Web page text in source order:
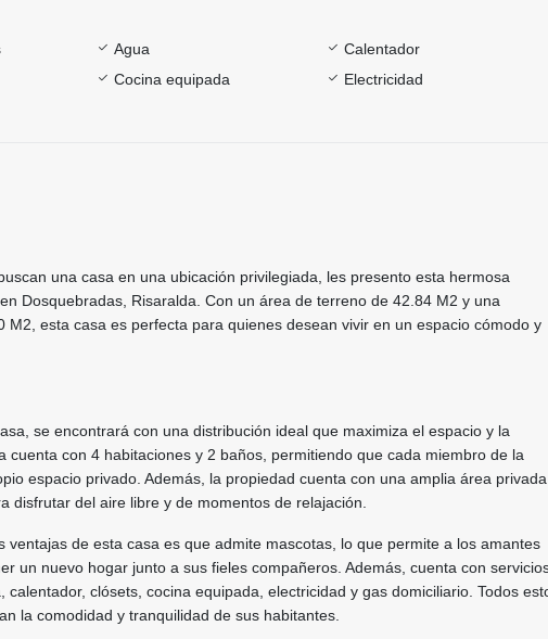
Agua
Calentador
Cocina equipada
Electricidad
una casa en una ubicación privilegiada, les presento esta hermosa
Dosquebradas, Risaralda. Con un área de terreno de 42.84 M2 y una
M2, esta casa es perfecta para quienes desean vivir en un espacio cómodo y
se encontrará con una distribución ideal que maximiza el espacio y la
cuenta con 4 habitaciones y 2 baños, permitiendo que cada miembro de la
espacio privado. Además, la propiedad cuenta con una amplia área privada
disfrutar del aire libre y de momentos de relajación.
ventajas de esta casa es que admite mascotas, lo que permite a los amantes
un nuevo hogar junto a sus fieles compañeros. Además, cuenta con
calentador, clósets, cocina equipada, electricidad y gas domiciliario. Todos
la comodidad y tranquilidad de sus habitantes.